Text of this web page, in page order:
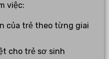
việc:
của trẻ theo từng giai
cho trẻ sơ sinh